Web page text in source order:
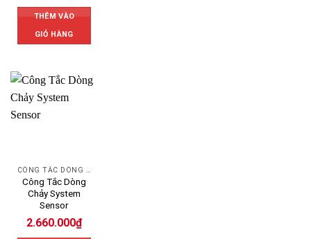
THÊM VÀO
GIỎ HÀNG
Công Tắc Dòng
Chảy System
Sensor
2.660.000₫